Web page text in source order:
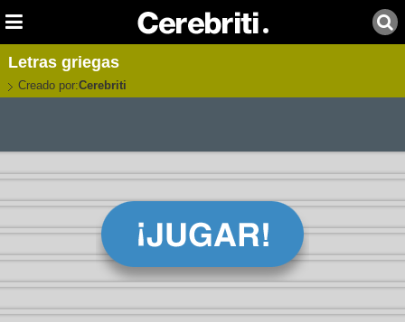
Letras griegas
Creado por:Cerebriti